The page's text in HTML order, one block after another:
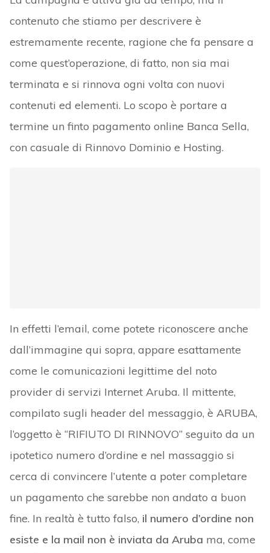
contenuto che stiamo per descrivere è
estremamente recente, ragione che fa pensare a
come quest’operazione, di fatto, non sia mai
terminata e si rinnova ogni volta con nuovi
contenuti ed elementi. Lo scopo è portare a
termine un finto pagamento online Banca Sella,
con casuale di Rinnovo Dominio e Hosting.
In effetti l’email, come potete riconoscere anche
dall’immagine qui sopra, appare esattamente
come le comunicazioni legittime del noto
provider di servizi Internet Aruba. Il mittente,
compilato sugli header del messaggio, è ARUBA,
l’oggetto è “RIFIUTO DI RINNOVO” seguito da un
ipotetico numero d’ordine e nel massaggio si
cerca di convincere l’utente a poter completare
un pagamento che sarebbe non andato a buon
fine. In realtà è tutto falso, il numero d’ordine non
esiste e la mail non è inviata da Aruba ma, come